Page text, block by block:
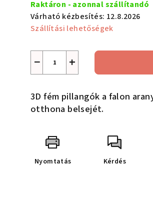
Raktáron - azonnal szállítandó
Várható kézbesítés: 12.8.2026
Szállítási lehetőségek
+
−
3D fém pillangók a falon
otthona belsejét.
Nyomtatás Kérdés